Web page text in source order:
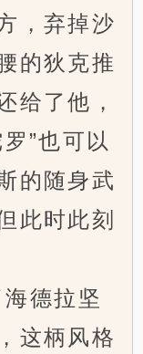
，弃掉沙
的狄克推
给了他，
”也可以
的随身武
此时此刻
德拉坚
这柄风格